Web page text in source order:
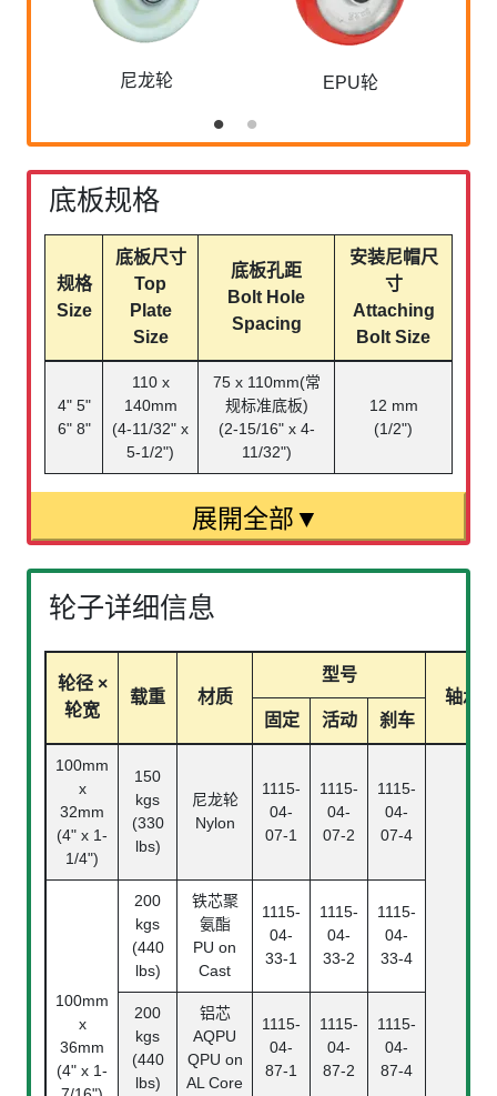
尼龙轮 EPU轮
底板规格
规格
Size
底板尺寸
Top
Plate
Size
底板孔距
Bolt Hole
Spacing
安装尼帽尺
寸
Attaching
Bolt Size
4" 5"
6" 8"
110 x
140mm
(4-11/32" x
5-1/2")
75 x 110mm(常
规标准底板)
(2-15/16" x 4-
11/32")
12 mm
(1/2")
轮子详细信息
轮径 ×
轮宽
载重 材质
型号
轴承
固定
活动 刹车
100mm
x
32mm
(4" x 1-
1/4")
150
kgs
(330
lbs)
尼龙轮
Nylon
1115-
04-
07-1
1115-
04-
07-2
1115-
04-
07-4
100mm
x
36mm
(4" x 1-
200
kgs
(440
lbs)
铁芯聚
氨酯
PU on
Cast
1115-
04-
33-1
1115-
04-
33-2
1115-
04-
33-4
200
kgs
(440
lbs)
铝芯
AQPU
QPU on
AL Core
1115-
04-
87-1
1115-
04-
87-2
1115-
04-
87-4